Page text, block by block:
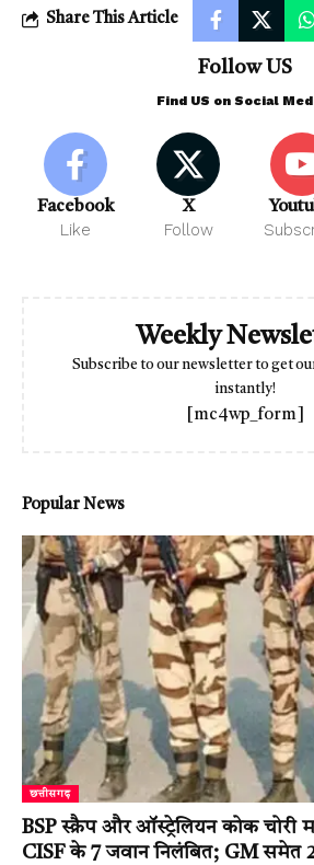
Share This Article
Follow US
Find US on Social
Facebook
Like
X
Follow
Weekly
Subscribe to our newsletter to get
instantly!
[mc4wp_form]
Popular News
छत्तीसगढ़
BSP स्क्रैप और ऑस्ट्रेलियन कोक चोरी
CISF के 7 जवान निलंबित; GM समेत